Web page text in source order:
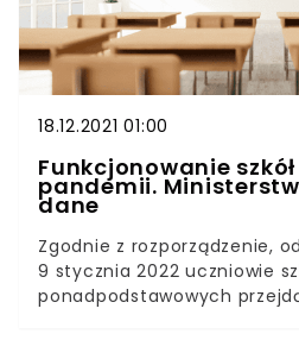
Edukacji i Nauki objęło
patronatem. Zgłaszać się
Na zwycięzców czekają
18.12.2021 01:00
Funkcjonowanie
pandemii.
dane
Zgodnie z rozporządzenie,
9 stycznia 2022 uczniowie
ponadpodstawowych